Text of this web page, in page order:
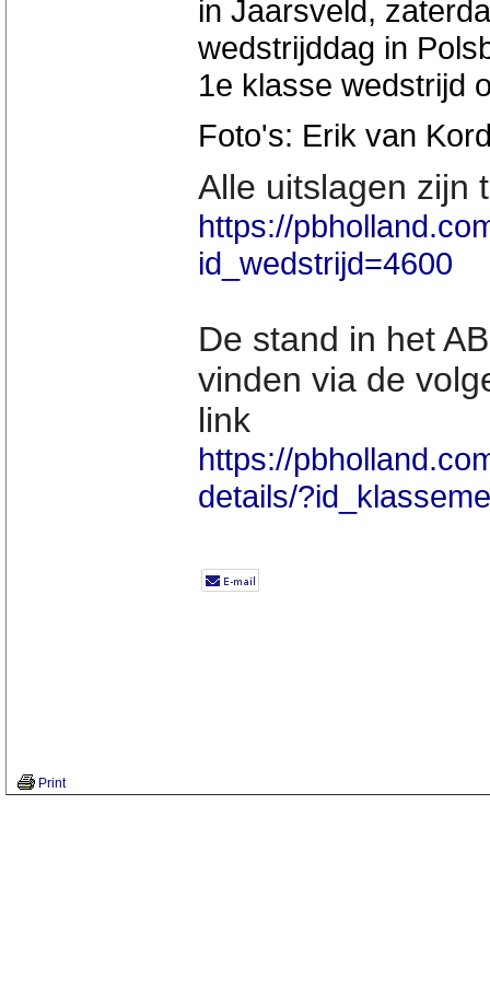
in Jaarsveld,
wedstrijddag in
1e klasse wedstrijd
Foto's: Erik van
Alle uitslagen zijn
https://
id_wedstrijd=4600
De stand in het
vinden via de
link
https://
details/
Print